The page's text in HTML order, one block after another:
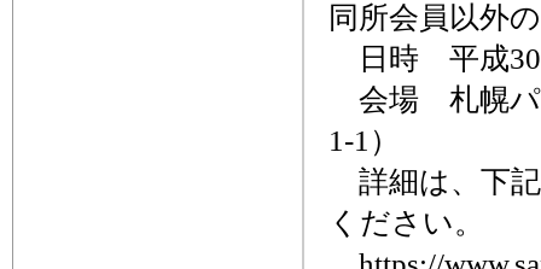
同所会員以外
日時 平成30
会場 札幌パ
1-1）
詳細は、下
ください。